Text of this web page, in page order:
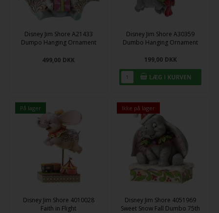
Disney Jim Shore A21433
Dumpo Hanging Ornament
499,00 DKK
Disney Jim Shore A30359
Dumbo Hanging Ornament
199,00 DKK
På lager
Disney Jim Shore 4010028
Faith in Flight
Ikke på lager
Disney Jim Shore 4051969
Sweet Snow Fall Dumbo 75th